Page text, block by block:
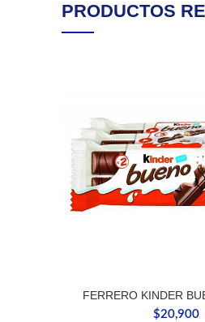
PRODUCTOS
FERRERO KINDER
$20,900